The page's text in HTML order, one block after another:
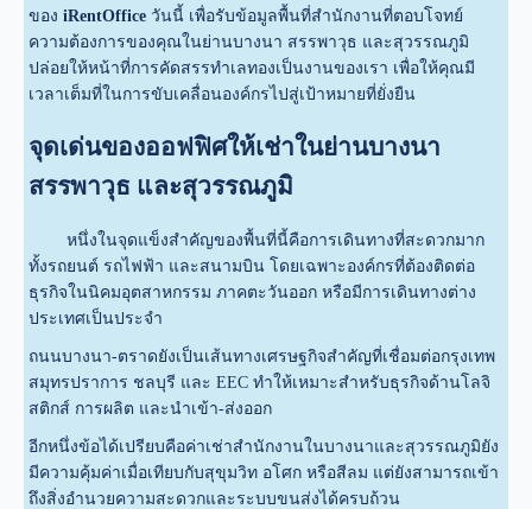
ของiRentOffice วันนี้ เพื่อรับข้อมูลพื้นที่สำนักงานที่ตอบโจทย์
ความต้องการของคุณในย่านบางนา สรรพาวุธ และสุวรรณภูมิ
ปล่อยให้หน้าที่การคัดสรรทำเลทองเป็นงานของเรา เพื่อให้คุณมี
เวลาเต็มที่ในการขับเคลื่อนองค์กรไปสู่เป้าหมายที่ยั่งยืน
จุดเด่นของออฟฟิศให้เช่าในย่านบางนา
สรรพาวุธ และสุวรรณภูมิ
หนึ่งในจุดแข็งสำคัญของพื้นที่นี้คือการเดินทางที่สะดวกมาก
ทั้งรถยนต์ รถไฟฟ้า และสนามบิน โดยเฉพาะองค์กรที่ต้องติดต่อ
ธุรกิจในนิคมอุตสาหกรรม ภาคตะวันออก หรือมีการเดินทางต่าง
ประเทศเป็นประจำ
ถนนบางนา-ตราดยังเป็นเส้นทางเศรษฐกิจสำคัญที่เชื่อมต่อกรุงเทพ
สมุทรปราการ ชลบุรี และ EEC ทำให้เหมาะสำหรับธุรกิจด้านโลจิ
สติกส์ การผลิต และนำเข้า-ส่งออก
อีกหนึ่งข้อได้เปรียบคือค่าเช่าสำนักงานในบางนาและสุวรรณภูมิยัง
มีความคุ้มค่าเมื่อเทียบกับสุขุมวิท อโศก หรือสีลม แต่ยังสามารถเข้า
ถึงสิ่งอำนวยความสะดวกและระบบขนส่งได้ครบถ้วน